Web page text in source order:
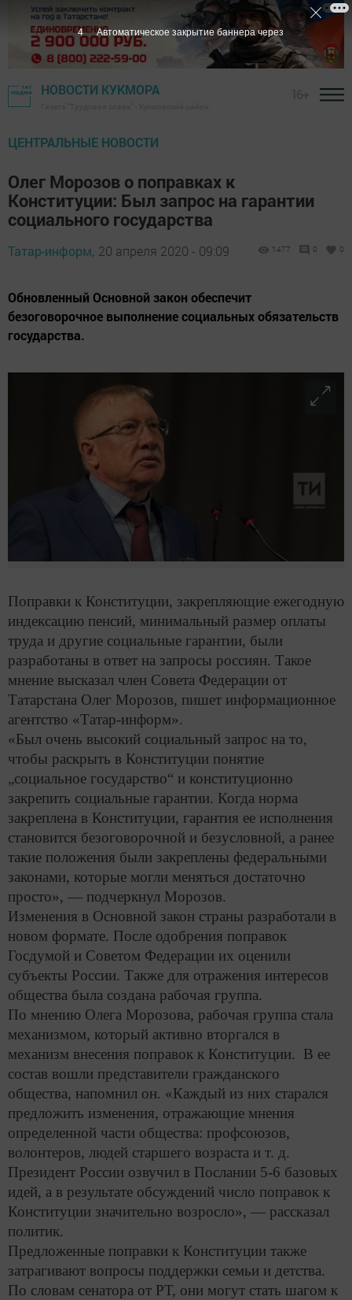
НОВОСТИ КУКМОРА
ЦЕНТРАЛЬНЫЕ НОВОСТИ
Олег Морозов о поправках к
Конституции: Был запрос на гарантии
социального государства
Татар-информ, 20 апреля 2020 - 09:09 1477 0 0
Обновленный Основной закон обеспечит
безоговорочное выполнение социальных обязательств
государства.
Поправки к Конституции, закрепляющие ежегодную
индексацию пенсий, минимальный размер оплаты
труда и другие социальные гарантии, были
разработаны в ответ на запросы россиян. Такое
мнение высказал член Совета Федерации от
Татарстана Олег Морозов, пишет информационное
агентство «Татар-информ».
«Был очень высокий социальный запрос на то,
чтобы раскрыть в Конституции понятие
„социальное государство“ и конституционно
закрепить социальные гарантии. Когда норма
закреплена в Конституции, гарантия ее исполнения
становится безоговорочной и безусловной, а ранее
такие положения были закреплены федеральными
законами, которые могли меняться достаточно
просто», — подчеркнул Морозов.
Изменения в Основной закон страны разработали в
новом формате. После одобрения поправок
Госдумой и Советом Федерации их оценили
субъекты России. Также для отражения интересов
общества была создана рабочая группа.
По мнению Олега Морозова, рабочая группа стала
механизмом, который активно вторгался в
механизм внесения поправок к Конституции. В ее
состав вошли представители гражданского
общества, напомнил он. «Каждый из них старался
предложить изменения, отражающие мнения
определенной части общества: профсоюзов,
волонтеров, людей старшего возраста и т. д.
Президент России озвучил в Послании 5-6 базовых
идей, а в результате обсуждений число поправок к
Конституции значительно возросло», — рассказал
политик.
Предложенные поправки к Конституции также
затрагивают вопросы поддержки семьи и детства.
По словам сенатора от РТ, они могут стать шагом к
3 Автоматическое закрытие баннера через